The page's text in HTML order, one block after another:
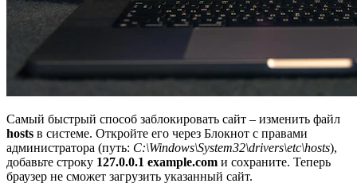
Самый быстрый способ заблокировать сайт – изменить файл
hosts в системе. Откройте его через Блокнот с правами
администратора (путь: C:\Windows\System32\drivers\etc\hosts),
добавьте строку 127.0.0.1 example.com и сохраните. Теперь
браузер не сможет загрузить указанный сайт.